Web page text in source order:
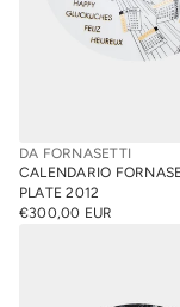
DA FORNASETTI
CALENDARIO
PLATE 2012
PREZZO
€300,00 EUR